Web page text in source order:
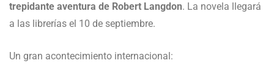
trepidante aventura de Robert Langdon. La novela llegará
a las librerías el 10 de septiembre.
Un gran acontecimiento internacional: